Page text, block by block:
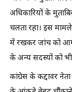
अधिकारियों के
चलता रहा। इस
में रखकर जांच को आगे
के अन्य सदस्यों को
कांग्रेस के कद्दावर